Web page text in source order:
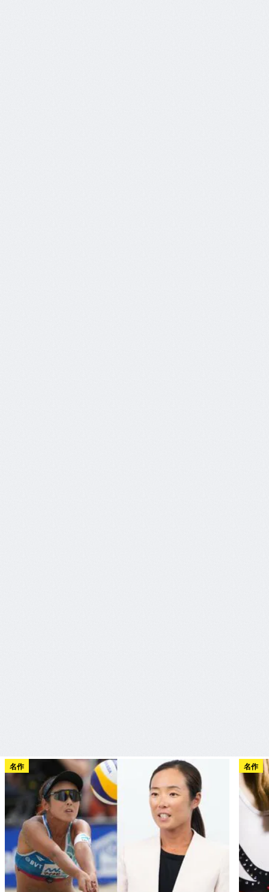
名作 名作